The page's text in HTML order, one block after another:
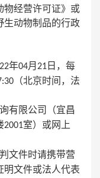
物经营许可证》或
生动物制品的行政
年04月 21 日，每
（北京时间，法
有限公司（宜昌
2001室）或网上
文件时请携带营
明文件或法人代表